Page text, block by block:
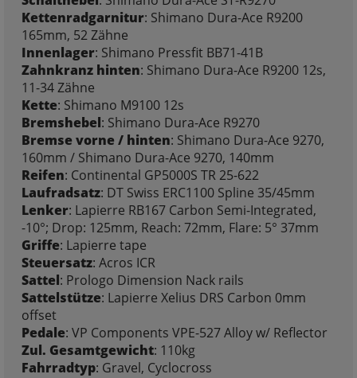
Kettenradgarnitur: Shimano Dura-Ace R9200
165mm, 52 Zähne
Innenlager: Shimano Pressfit BB71-41B
Zahnkranz hinten: Shimano Dura-Ace R9200 12s,
11-34 Zähne
Kette: Shimano M9100 12s
Bremshebel: Shimano Dura-Ace R9270
Bremse vorne / hinten: Shimano Dura-Ace 9270,
160mm / Shimano Dura-Ace 9270, 140mm
Reifen: Continental GP5000S TR 25-622
Laufradsatz: DT Swiss ERC1100 Spline 35/45mm
Lenker: Lapierre RB167 Carbon Semi-Integrated,
-10°; Drop: 125mm, Reach: 72mm, Flare: 5° 37mm
Griffe: Lapierre tape
Steuersatz: Acros ICR
Sattel: Prologo Dimension Nack rails
Sattelstütze: Lapierre Xelius DRS Carbon 0mm
offset
Pedale: VP Components VPE-527 Alloy w/ Reflector
Zul. Gesamtgewicht: 110kg
Fahrradtyp: Gravel, Cyclocross